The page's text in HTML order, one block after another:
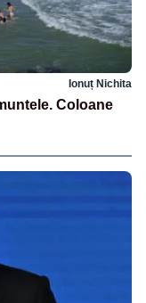
Ionuț Nichita
Coloane